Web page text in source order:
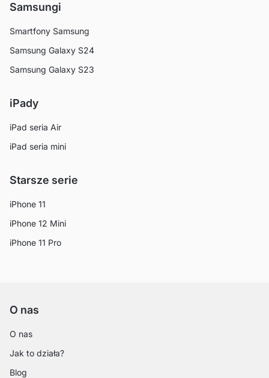
Samsungi
Smartfony Samsung
Samsung Galaxy S24
Samsung Galaxy S23
iPady
iPad seria Air
iPad seria mini
Starsze serie
iPhone 11
iPhone 12 Mini
iPhone 11 Pro
O nas
O nas
Jak to działa?
Blog